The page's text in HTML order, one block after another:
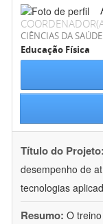
CIÊNCIAS DA SAÚDE
Educação Física
Título do Projeto:
desempenho de
tecnologias
Resumo: O